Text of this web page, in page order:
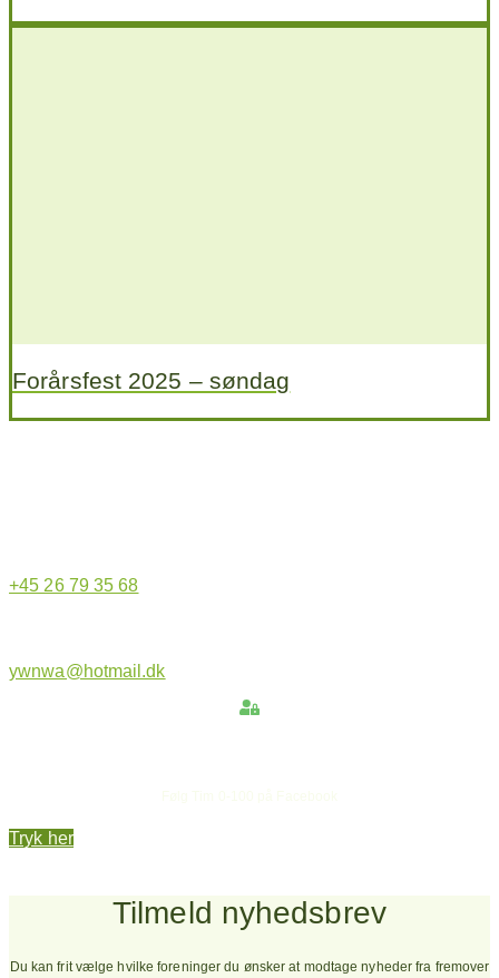
Forårsfest 2025 – søndag
+45 26 79 35 68
ywnwa@hotmail.dk
Tryk her
Tilmeld nyhedsbrev
Du kan frit vælge hvilke foreninger du ønsker at modtage nyheder fra fremover